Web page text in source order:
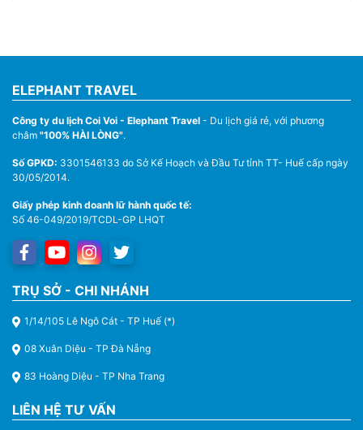
ELEPHANT TRAVEL
Công ty du lịch Coi Voi - Elephant Travel - Du lịch giá rẻ, với phương
châm "100% HÀI LÒNG".
Số GPKD: 3301546133 do Sở Kế Hoạch và Đầu Tư tỉnh TT- Huế cấp ngày
30/05/2014.
Giấy phép kinh doanh lữ hành quốc tế:
Số 46-049/2019/TCDL-GP LHQT
TRỤ SỞ - CHI NHÁNH
1/14/105 Lê Ngô Cát - TP Huế (*)
08 Xuân Diệu - TP Đà Nẵng
83 Hoàng Diệu - TP Nha Trang
LIÊN HỆ TƯ VẤN